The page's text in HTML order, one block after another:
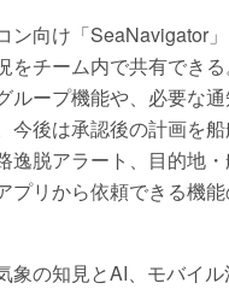
ン向け「SeaNavigator
をチーム内で共有でき
ループ機能や、必要な
今後は承認後の計画を
逸脱アラート、目的地
プリから依頼できる機
象の知見とAI、モバイ